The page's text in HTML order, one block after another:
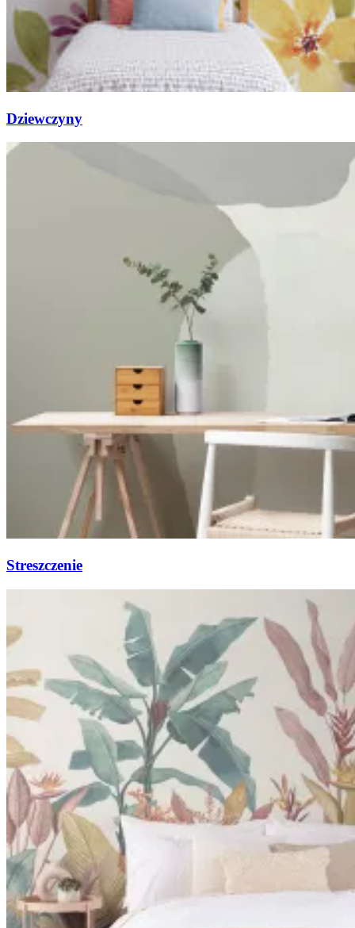
Dziewczyny
Streszczenie